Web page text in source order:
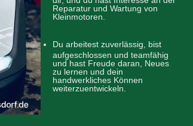
Reparatur und Wartung von
Kleinmotoren.
Du arbeitest zuverlässig, bist
aufgeschlossen und teamfähig
und hast Freude daran, Neues
zu lernen und dein
handwerkliches Können
weiterzuentwickeln.